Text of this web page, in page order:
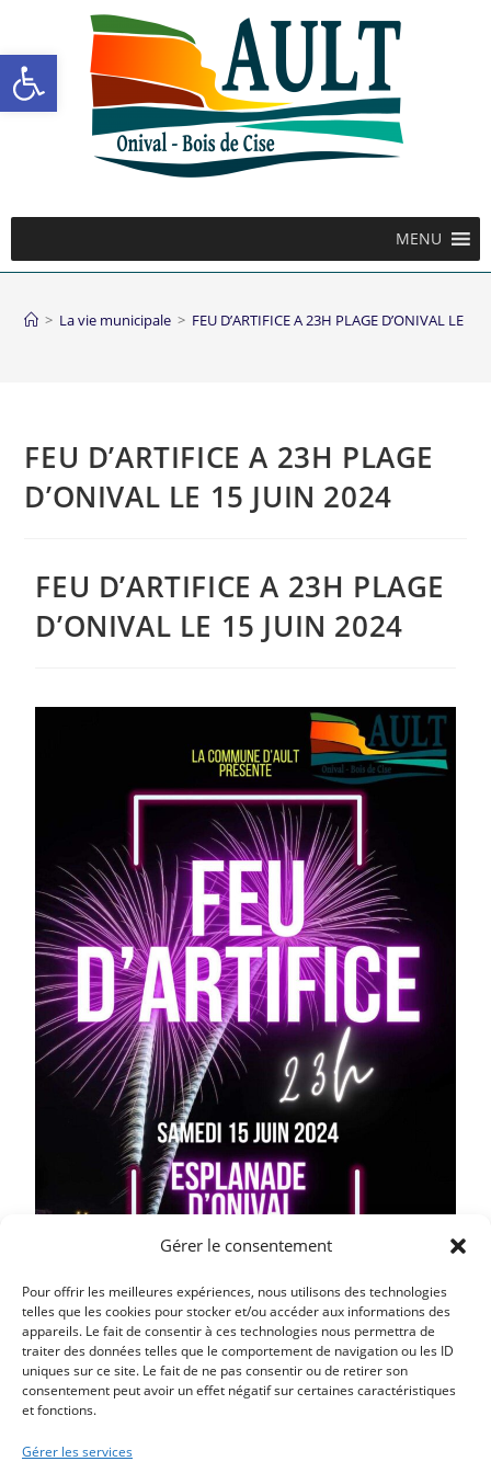
Ouvrir la barre d’outils
Gérer le consentement
Pour offrir les meilleures expériences, nous utilisons des technologies
telles que les cookies pour stocker et/ou accéder aux informations des
appareils. Le fait de consentir à ces technologies nous permettra de
traiter des données telles que le comportement de navigation ou les ID
uniques sur ce site. Le fait de ne pas consentir ou de retirer son
consentement peut avoir un effet négatif sur certaines caractéristiques
et fonctions.
Gérer les services
MENU
> La vie municipale > FEU D’ARTIFICE A 23H PLAGE D’ONIVAL LE 15
FEU D’ARTIFICE A 23H PLAGE
D’ONIVAL LE 15 JUIN 2024
FEU D’ARTIFICE A 23H PLAGE
D’ONIVAL LE 15 JUIN 2024
Article précédent
COMMÉMORATION DE L’APPEL DU 18 JUIN 1940